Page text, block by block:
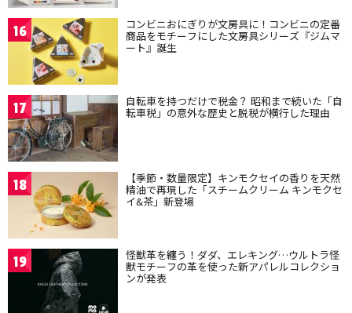
16 コンビニおにぎりが文房具に！コンビニの定番
商品をモチーフにした文房具シリーズ『ジムマ
ート』誕生
17 自転車を持つだけで税金？ 昭和まで続いた「自
転車税」の意外な歴史と脱税が横行した理由
18 【季節・数量限定】キンモクセイの香りを天然
精油で再現した「スチームクリーム キンモクセ
イ&茶」新登場
19 怪獣革を纏う！ダダ、エレキング…ウルトラ怪
獣モチーフの革を使った新アパレルコレクショ
ンが発表